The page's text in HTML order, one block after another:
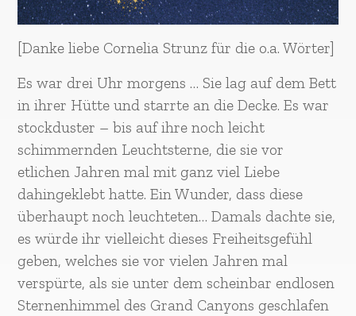
[Danke liebe Cornelia Strunz für die o.a. Wörter]
Es war drei Uhr morgens … Sie lag auf dem Bett
in ihrer Hütte und starrte an die Decke. Es war
stockduster – bis auf ihre noch leicht
schimmernden Leuchtsterne, die sie vor
etlichen Jahren mal mit ganz viel Liebe
dahingeklebt hatte. Ein Wunder, dass diese
überhaupt noch leuchteten… Damals dachte sie,
es würde ihr vielleicht dieses Freiheitsgefühl
geben, welches sie vor vielen Jahren mal
verspürte, als sie unter dem scheinbar endlosen
Sternenhimmel des Grand Canyons geschlafen